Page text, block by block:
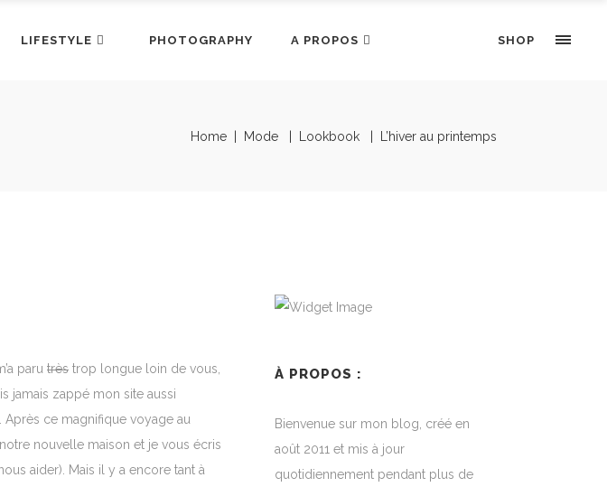
LIFESTYLE PHOTOGRAPHY A PROPOS SHOP
Home Mode Lookbook L’hiver au printemps
paru très trop longue loin de vous,
jamais zappé mon site aussi
ce magnifique voyage au
nouvelle maison et je vous écris
aider). Mais il y a encore tant à
À PROPOS :
Bienvenue sur mon blog, créé en
août 2011 et mis à jour
quotidiennement pendant plus de